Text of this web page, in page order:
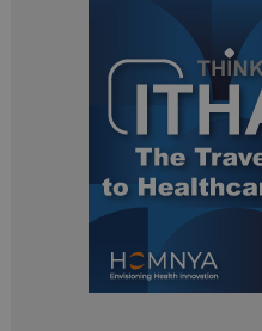
ARRAffinitySameSite